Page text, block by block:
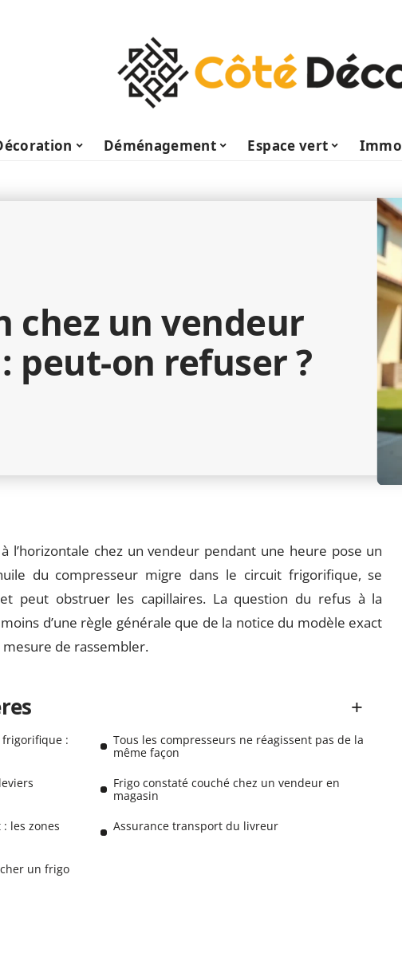
Déménagement Espace vert Immo
chez un vendeur
peut-on refuser ?
l’horizontale chez un vendeur pendant une heure pose un
du compresseur migre dans le circuit frigorifique, se
peut obstruer les capillaires. La question du refus à la
d’une règle générale que de la notice du modèle exact
de rassembler.
frigorifique :
Tous les compresseurs ne réagissent pas de la
même façon
Frigo constaté couché chez un vendeur en
magasin
les zones
Assurance transport du livreur
un frigo